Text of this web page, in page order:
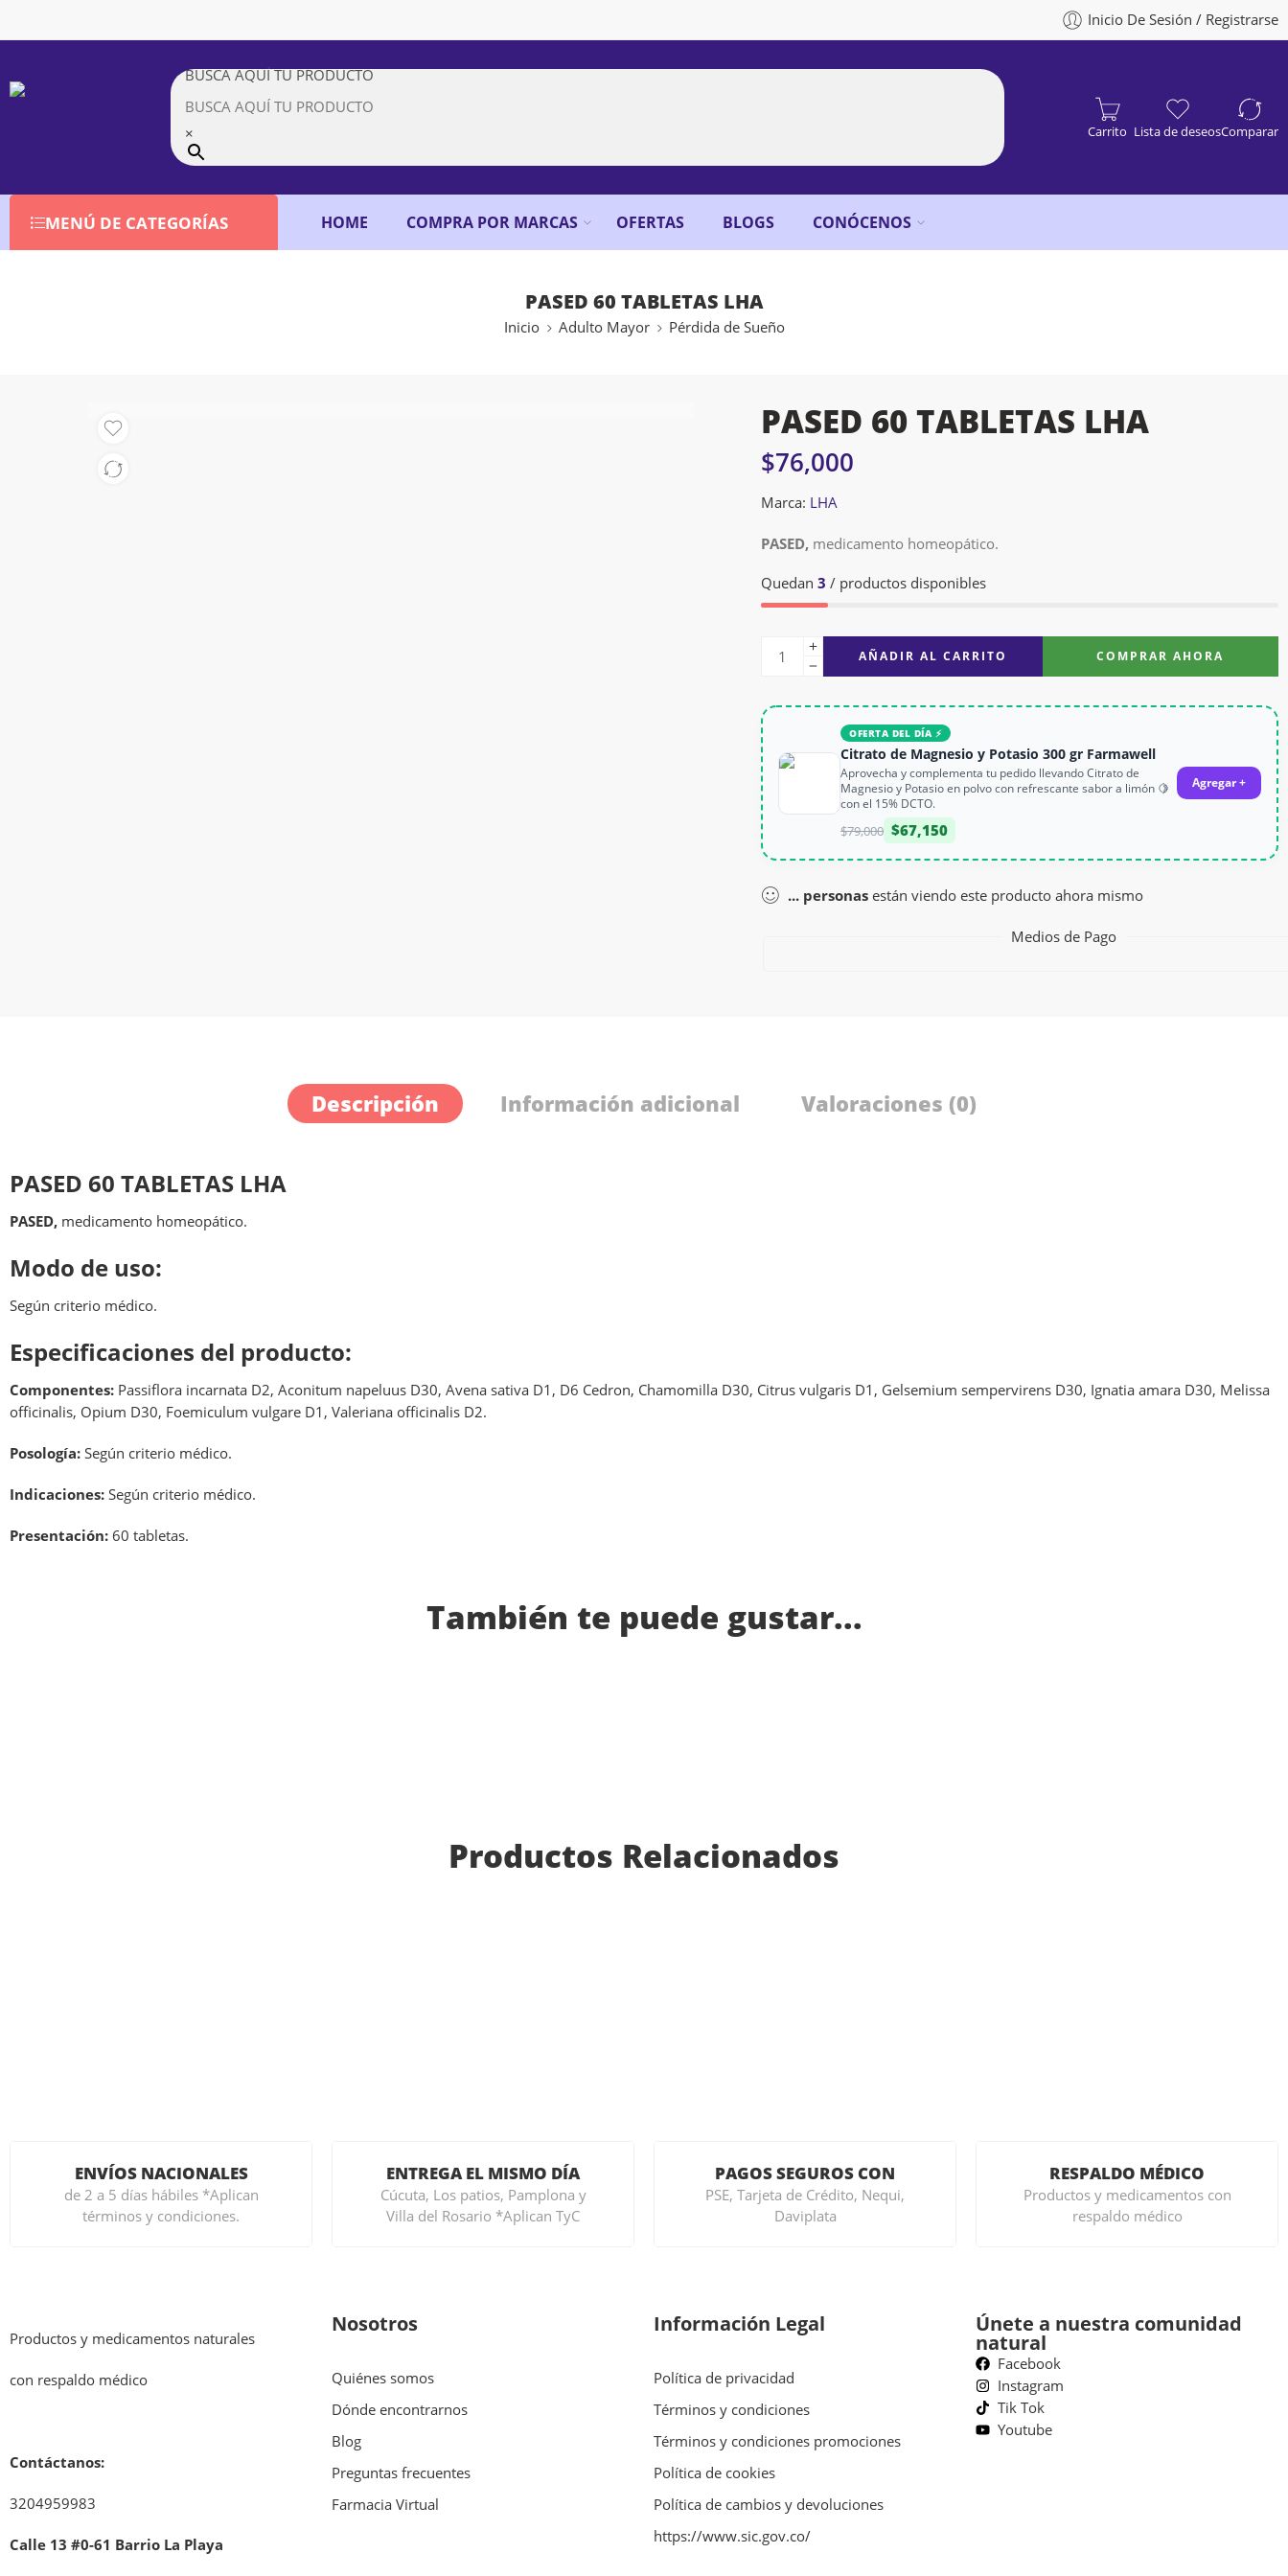
Inicio De Sesión / Registrarse
BUSCA AQUÍ TU PRODUCTO
× Carrito Lista de deseosComparar
MENÚ DE CATEGORÍAS HOME COMPRA POR MARCAS OFERTAS BLOGS CONÓCENOS
PASED 60 TABLETAS LHA
Inicio Adulto Mayor Pérdida de Sueño
PASED 60 TABLETAS LHA
$76,000
Marca: LHA
PASED, medicamento homeopático.
Quedan 3 / productos disponibles
AÑADIR AL CARRITO COMPRAR AHORA
OFERTA DEL DÍA ⚡
Citrato de Magnesio y Potasio 300 gr Farmawell
Aprovecha y complementa tu pedido llevando Citrato de
Magnesio y Potasio en polvo con refrescante sabor a limón 🍋
con el 15% DCTO.
$79,000 $67,150
Agregar +
... personas están viendo este producto ahora mismo
Medios de Pago
Descripción Información adicional Valoraciones (0)
PASED 60 TABLETAS LHA
PASED, medicamento homeopático.
Modo de uso:
Según criterio médico.
Especificaciones del producto:
Componentes: Passiflora incarnata D2, Aconitum napeluus D30, Avena sativa D1, D6 Cedron, Chamomilla D30, Citrus vulgaris D1, Gelsemium sempervirens D30, Ignatia amara D30, Melissa
officinalis, Opium D30, Foemiculum vulgare D1, Valeriana officinalis D2.
Posología: Según criterio médico.
Indicaciones: Según criterio médico.
Presentación: 60 tabletas.
También te puede gustar...
Productos Relacionados
ENVÍOS NACIONALES
de 2 a 5 días hábiles *Aplican
términos y condiciones.
ENTREGA EL MISMO DÍA
Cúcuta, Los patios, Pamplona y
Villa del Rosario *Aplican TyC
PAGOS SEGUROS CON
PSE, Tarjeta de Crédito, Nequi,
Daviplata
RESPALDO MÉDICO
Productos y medicamentos con
respaldo médico
Productos y medicamentos naturales
con respaldo médico
Contáctanos:
3204959983
Calle 13 #0-61 Barrio La Playa
Nosotros
Quiénes somos
Dónde encontrarnos
Blog
Preguntas frecuentes
Farmacia Virtual
Información Legal
Política de privacidad
Términos y condiciones
Términos y condiciones promociones
Política de cookies
Política de cambios y devoluciones
https://www.sic.gov.co/
Únete a nuestra comunidad
natural
Facebook
Instagram
Tik Tok
Youtube